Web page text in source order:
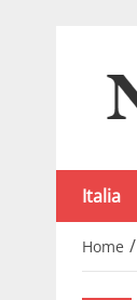
Italia
Home /